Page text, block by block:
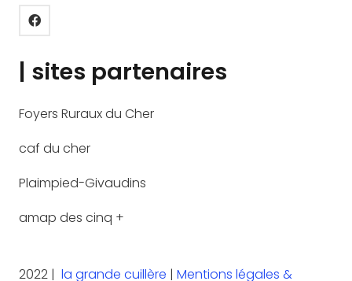
| sites partenaires
Foyers Ruraux du Cher
caf du cher
Plaimpied-Givaudins
amap des cinq +
2022 | la grande cuillère | Mentions légales &